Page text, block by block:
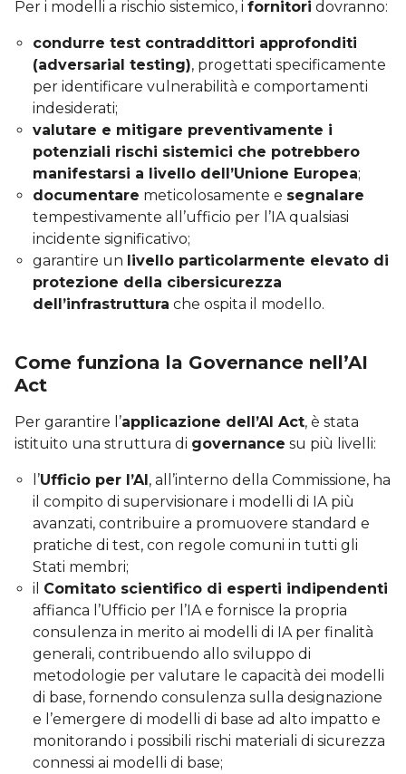
Per i modelli a rischio sistemico, i fornitori dovranno:
condurre test contraddittori approfonditi
(adversarial testing), progettati specificamente
per identificare vulnerabilità e comportamenti
indesiderati;
valutare e mitigare preventivamente i
potenziali rischi sistemici che potrebbero
manifestarsi a livello dell’Unione Europea;
documentare meticolosamente e segnalare
tempestivamente all’ufficio per l’IA qualsiasi
incidente significativo;
garantire un livello particolarmente elevato di
protezione della cibersicurezza
dell’infrastruttura che ospita il modello.
Come funziona la Governance nell’AI
Act
Per garantire l’applicazione dell’AI Act, è stata
istituito una struttura di governance su più livelli:
l’Ufficio per l’AI, all’interno della Commissione, ha
il compito di supervisionare i modelli di IA più
avanzati, contribuire a promuovere standard e
pratiche di test, con regole comuni in tutti gli
Stati membri;
il Comitato scientifico di esperti indipendenti
affianca l’Ufficio per l’IA e fornisce la propria
consulenza in merito ai modelli di IA per finalità
generali, contribuendo allo sviluppo di
metodologie per valutare le capacità dei modelli
di base, fornendo consulenza sulla designazione
e l’emergere di modelli di base ad alto impatto e
monitorando i possibili rischi materiali di sicurezza
connessi ai modelli di base;